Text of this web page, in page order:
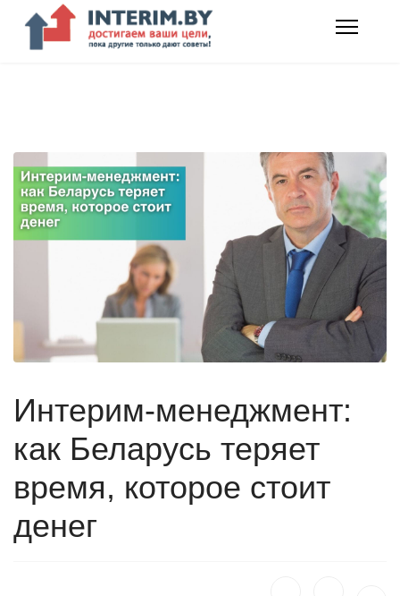
Интерим-менеджмент:
как Беларусь теряет
время, которое стоит
денег